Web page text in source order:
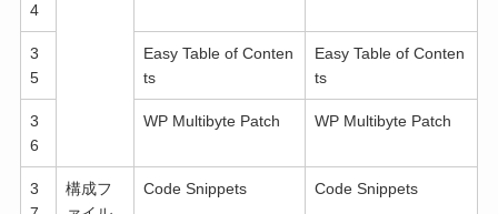
4
3
5
Easy Table of Conten
ts
Easy Table of Conten
ts
3
6
WP Multibyte Patch WP Multibyte Patch
3
構成フ
Code Snippets Code Snippets